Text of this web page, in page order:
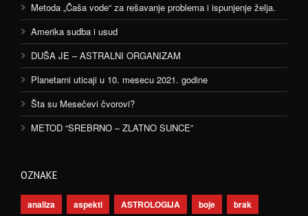
Metoda „Čaša vode“ za rešavanje problema i ispunjenje želja.
Amerika sudba i usud
DUŠA JE – ASTRALNI ORGANIZAM
Planetarni uticaji u 10. mesecu 2021. godine
Šta su Mesečevi čvorovi?
METOD “SREBRNO – ZLATNO SUNCE”
OZNAKE
analiza aspekti ASTROLOGIJA boje
brak